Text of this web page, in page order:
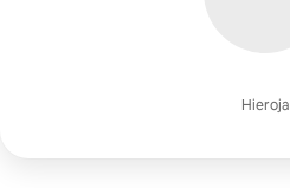
Hieroja